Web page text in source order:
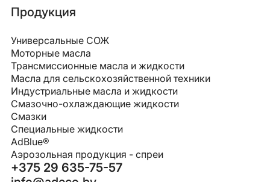
Продукция
Универсальные СОЖ
Моторные масла
Трансмиссионные масла и жидкости
Масла для сельскохозяйственной техники
Индустриальные масла и жидкости
Смазочно-охлаждающие жидкости
Смазки
Специальные жидкости
AdBlue®
Аэрозольная продукция - спреи
+375 29 635-75-57